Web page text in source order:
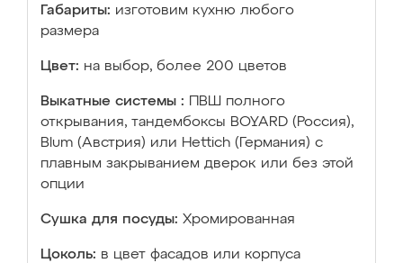
Габариты: изготовим кухню любого
размера
Цвет: на выбор, более 200 цветов
Выкатные системы :
ПВШ полного
открывания, тандембоксы BOYARD (Россия),
Blum (Австрия) или Hettich (Германия) с
плавным закрыванием дверок или без этой
опции
Сушка для посуды: Хромированная
Цоколь: в цвет фасадов или корпуса